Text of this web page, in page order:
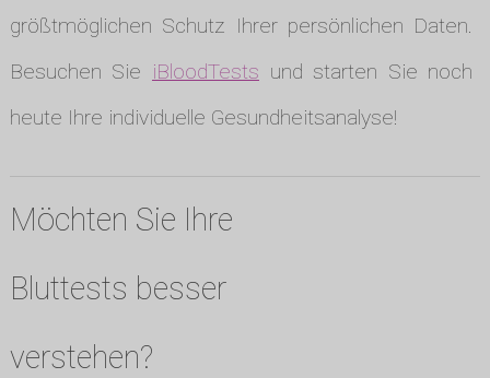
größtmöglichen Schutz Ihrer persönlichen Daten.
Besuchen Sie iBloodTests und starten Sie noch
heute Ihre individuelle Gesundheitsanalyse!
Möchten Sie Ihre
Bluttests besser
verstehen?